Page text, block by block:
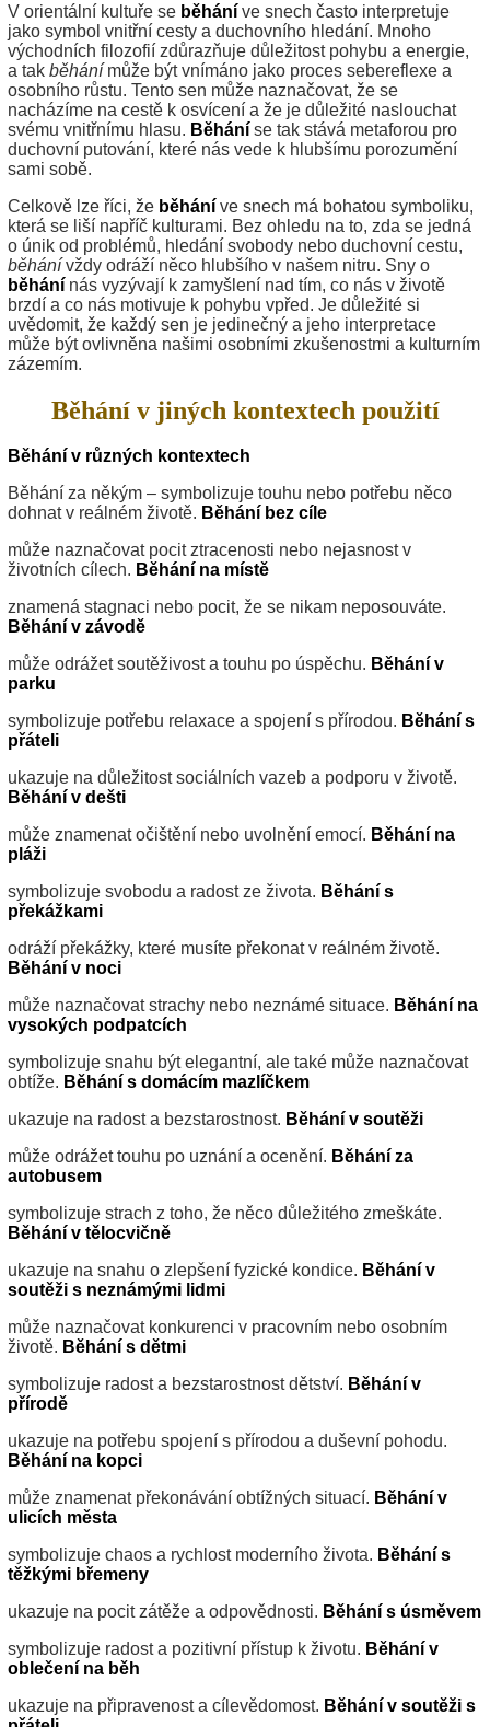
V orientální kultuře se běhání ve snech často interpretuje
jako symbol vnitřní cesty a duchovního hledání. Mnoho
východních filozofií zdůrazňuje důležitost pohybu a energie,
a tak běhánímůže být vnímáno jako proces sebereflexe a
osobního růstu. Tento sen může naznačovat, že se
nacházíme na cestě k osvícení a že je důležité naslouchat
svému vnitřnímu hlasu. Běhání se tak stává metaforou pro
duchovní putování, které nás vede k hlubšímu porozumění
sami sobě.
Celkově lze říci, že běhání ve snech má bohatou symboliku,
která se liší napříč kulturami. Bez ohledu na to, zda se jedná
o únik od problémů, hledání svobody nebo duchovní cestu,
běhánívždy odráží něco hlubšího v našem nitru. Sny o
běhání nás vyzývají k zamyšlení nad tím, co nás v životě
brzdí a co nás motivuje k pohybu vpřed. Je důležité si
uvědomit, že každý sen je jedinečný a jeho interpretace
může být ovlivněna našimi osobními zkušenostmi a kulturním
zázemím.
Běhání v jiných kontextech použití
Běhání v různých kontextech
Běhání za někým – symbolizuje touhu nebo potřebu něco
dohnat v reálném životě. Běhání bez cíle
může naznačovat pocit ztracenosti nebo nejasnost v
životních cílech. Běhání na místě
znamená stagnaci nebo pocit, že se nikam neposouváte.
Běhání v závodě
může odrážet soutěživost a touhu po úspěchu. Běhání v
parku
symbolizuje potřebu relaxace a spojení s přírodou. Běhání s
přáteli
ukazuje na důležitost sociálních vazeb a podporu v životě.
Běhání v dešti
může znamenat očištění nebo uvolnění emocí. Běhání na
pláži
symbolizuje svobodu a radost ze života. Běhání s
překážkami
odráží překážky, které musíte překonat v reálném životě.
Běhání v noci
může naznačovat strachy nebo neznámé situace. Běhání na
vysokých podpatcích
symbolizuje snahu být elegantní, ale také může naznačovat
obtíže. Běhání s domácím mazlíčkem
ukazuje na radost a bezstarostnost. Běhání v soutěži
může odrážet touhu po uznání a ocenění. Běhání za
autobusem
symbolizuje strach z toho, že něco důležitého zmeškáte.
Běhání v tělocvičně
ukazuje na snahu o zlepšení fyzické kondice. Běhání v
soutěži s neznámými lidmi
může naznačovat konkurenci v pracovním nebo osobním
životě. Běhání s dětmi
symbolizuje radost a bezstarostnost dětství. Běhání v
přírodě
ukazuje na potřebu spojení s přírodou a duševní pohodu.
Běhání na kopci
může znamenat překonávání obtížných situací. Běhání v
ulicích města
symbolizuje chaos a rychlost moderního života. Běhání s
těžkými břemeny
ukazuje na pocit zátěže a odpovědnosti. Běhání s úsměvem
symbolizuje radost a pozitivní přístup k životu. Běhání v
oblečení na běh
ukazuje na připravenost a cílevědomost. Běhání v soutěži s